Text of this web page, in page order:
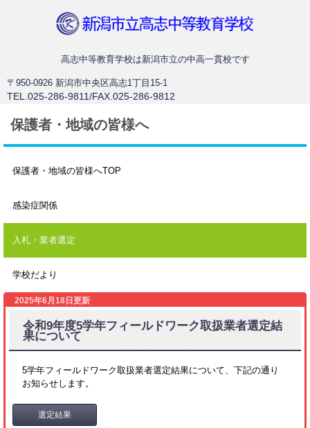
新潟市立高志中等教育学校
高志中等教育学校は新潟市立の中高一貫校です
〒950-0926 新潟市中央区高志1丁目15-1
TEL.025-286-9811/FAX.025-286-9812
保護者・地域の皆様へ
保護者・地域の皆様へTOP
感染症関係
入札・業者選定
学校だより
2025年6月18日更新
令和9年度5学年フィールドワーク取扱業者選定結
果について
5学年フィールドワーク取扱業者選定結果について、下記の通り
お知らせします。
選定結果